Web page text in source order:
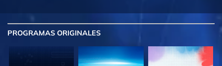
PROGRAMAS ORIGINALES